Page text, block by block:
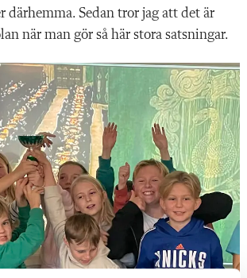
därhemma. Sedan tror jag att det är
när man gör så här stora satsningar.